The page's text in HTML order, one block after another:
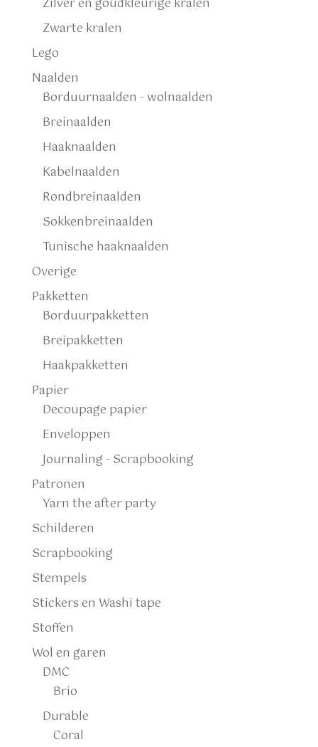
Zilver en goudkleurige kralen
Zwarte kralen
Lego
Naalden
Borduurnaalden - wolnaalden
Breinaalden
Haaknaalden
Kabelnaalden
Rondbreinaalden
Sokkenbreinaalden
Tunische haaknaalden
Overige
Pakketten
Borduurpakketten
Breipakketten
Haakpakketten
Papier
Decoupage papier
Enveloppen
Journaling - Scrapbooking
Patronen
Yarn the after party
Schilderen
Scrapbooking
Stempels
Stickers en Washi tape
Stoffen
Wol en garen
DMC
Brio
Durable
Coral